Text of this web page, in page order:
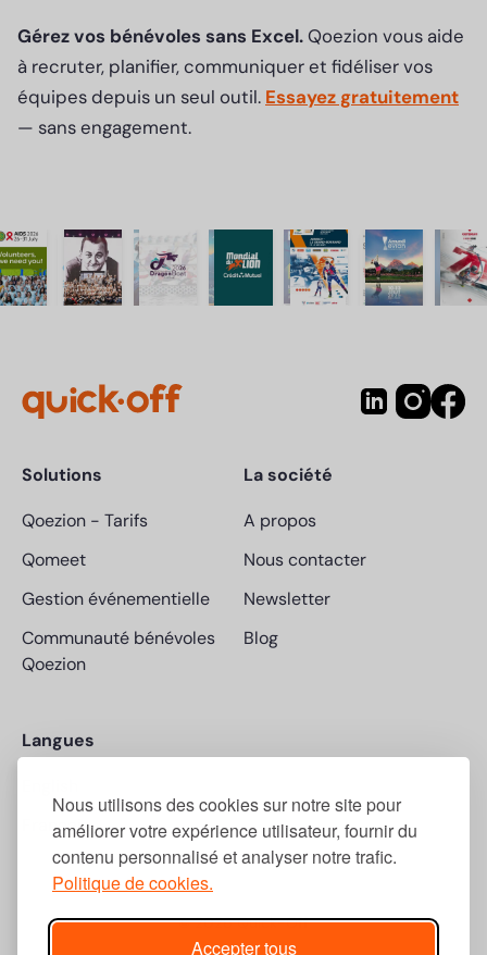
Nous utilisons des cookies sur notre site pour
améliorer votre expérience utilisateur, fournir du
contenu personnalisé et analyser notre trafic.
Politique de cookies.
Accepter tous
Gérez vos bénévoles sans Excel.Qoezion vous aide
à recruter, planifier, communiquer et fidéliser vos
équipes depuis un seul outil. Essayez gratuitement
— sans engagement.
Solutions
Qoezion - Tarifs
Qomeet
Gestion événementielle
Communauté bénévoles
Qoezion
La société
A propos
Nous contacter
Newsletter
Blog
Langues
Français
© 2026 Quick-Off